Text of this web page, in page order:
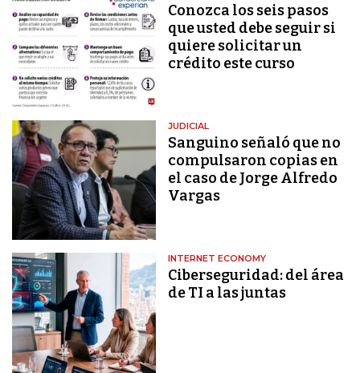
Conozca los seis pasos
que usted debe seguir si
quiere solicitar un
crédito este curso
JUDICIAL
Sanguino señaló que no
compulsaron copias en
el caso de Jorge Alfredo
Vargas
INTERNET ECONOMY
Ciberseguridad: del área
de TI a las juntas